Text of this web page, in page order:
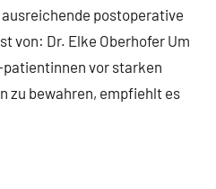
postoperative
von: Dr. Elke Oberhofer Um
vor starken
zu bewahren, empfiehlt es